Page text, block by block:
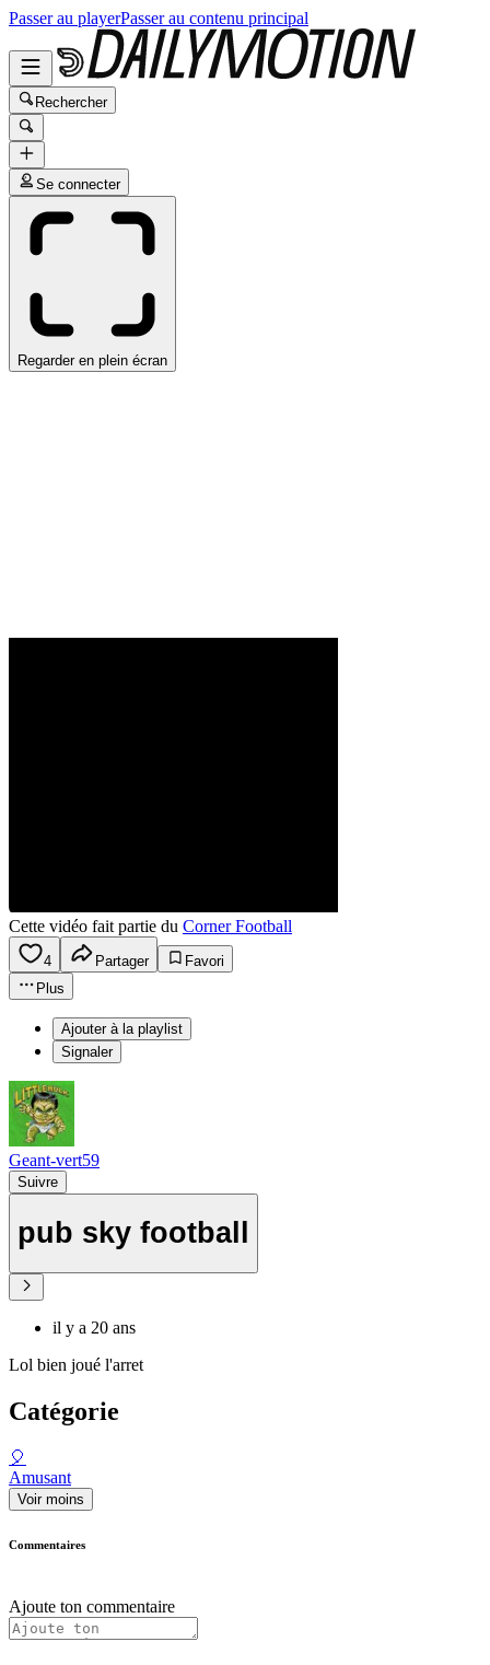
Passer au playerPasser au contenu principal
Rechercher
Se connecter
Regarder en plein écran
Cette vidéo fait partie du Corner Football
4 Partager
Favori
Plus
Ajouter à la playlist
Signaler
Geant-vert59
Suivre
pub sky football
il y a 20 ans
Lol bien joué l'arret
Catégorie
🎈
Amusant
Voir moins
Commentaires
Ajoute ton commentaire